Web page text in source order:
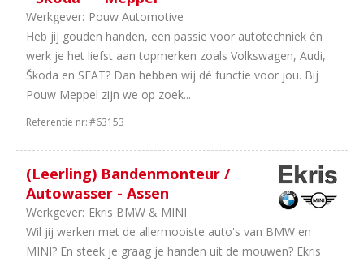
Werkgever: Pouw Automotive
Heb jij gouden handen, een passie voor autotechniek én
werk je het liefst aan topmerken zoals Volkswagen, Audi,
Škoda en SEAT? Dan hebben wij dé functie voor jou. Bij
Pouw Meppel zijn we op zoek...
Referentie nr:#63153
(Leerling) Bandenmonteur /
Autowasser - Assen
Werkgever: Ekris BMW & MINI
Wil jij werken met de allermooiste auto's van BMW en
MINI? En steek je graag je handen uit de mouwen? Ekris